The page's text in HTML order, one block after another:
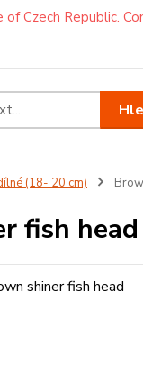
Czech Republic.
(18- 20 cm)
fish head